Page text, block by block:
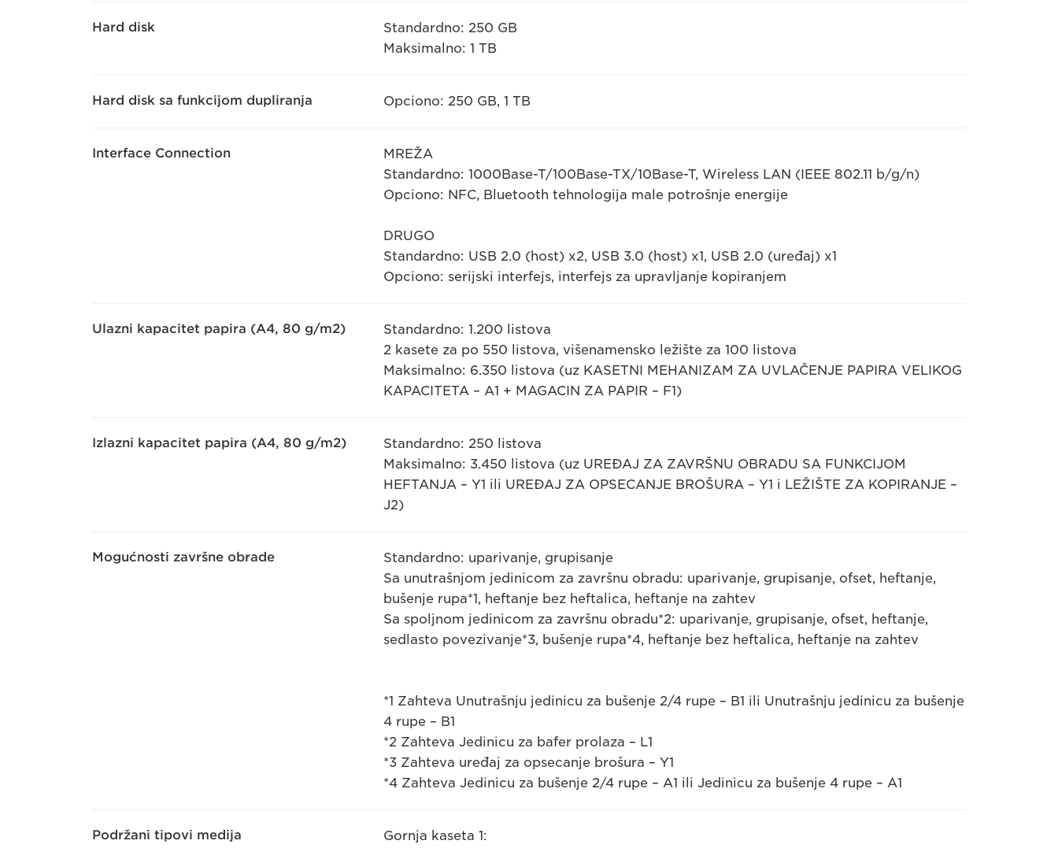
Hard disk
Standardno: 250 GB
Maksimalno: 1 TB
Hard disk sa funkcijom dupliranja Opciono: 250 GB, 1 TB
Interface Connection
MREŽA
Standardno: 1000Base-T/100Base-TX/10Base-T, Wireless LAN (IEEE 802.11 b/g/n)
Opciono: NFC, Bluetooth tehnologija male potrošnje energije
DRUGO
Standardno: USB 2.0 (host) x2, USB 3.0 (host) x1, USB 2.0 (uređaj) x1
Opciono: serijski interfejs, interfejs za upravljanje kopiranjem
Ulazni kapacitet papira (A4, 80 g/m2)
Standardno: 1.200 listova
2 kasete za po 550 listova, višenamensko ležište za 100 listova
Maksimalno: 6.350 listova (uz KASETNI MEHANIZAM ZA UVLAČENJE PAPIRA VELIKOG
KAPACITETA – A1 + MAGACIN ZA PAPIR – F1)
Izlazni kapacitet papira (A4, 80 g/m2)
Standardno: 250 listova
Maksimalno: 3.450 listova (uz UREĐAJ ZA ZAVRŠNU OBRADU SA FUNKCIJOM
HEFTANJA – Y1 ili UREĐAJ ZA OPSECANJE BROŠURA – Y1 i LEŽIŠTE ZA KOPIRANJE –
J2)
Mogućnosti završne obrade
Standardno: uparivanje, grupisanje
Sa unutrašnjom jedinicom za završnu obradu: uparivanje, grupisanje, ofset, heftanje,
bušenje rupa*1, heftanje bez heftalica, heftanje na zahtev
Sa spoljnom jedinicom za završnu obradu*2: uparivanje, grupisanje, ofset, heftanje,
sedlasto povezivanje*3, bušenje rupa*4, heftanje bez heftalica, heftanje na zahtev
*1 Zahteva Unutrašnju jedinicu za bušenje 2/4 rupe – B1 ili Unutrašnju jedinicu za bušenje
4 rupe – B1
*2 Zahteva Jedinicu za bafer prolaza – L1
*3 Zahteva uređaj za opsecanje brošura – Y1
*4 Zahteva Jedinicu za bušenje 2/4 rupe – A1 ili Jedinicu za bušenje 4 rupe – A1
Podržani tipovi medija
Gornja kaseta 1: